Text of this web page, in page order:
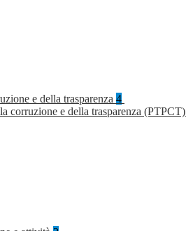
e della trasparenza 4
corruzione e della trasparenza (PTPCT)